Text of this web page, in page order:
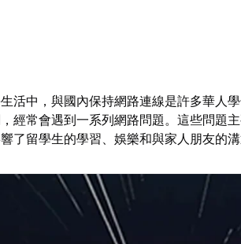
活中，與國內保持網路連線是許多華人
經常會遇到一系列網路問題。這些問題
了留學生的學習、娛樂和與家人朋友的溝